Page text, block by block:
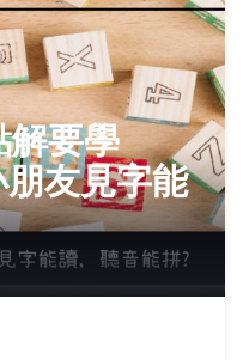
解要學
朋友見字能